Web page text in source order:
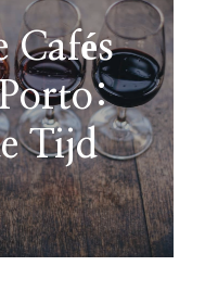
Cafés
Tijd